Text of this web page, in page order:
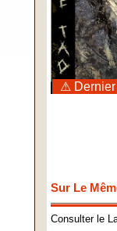
⚠ Dernier
Sur Le
Consulter le